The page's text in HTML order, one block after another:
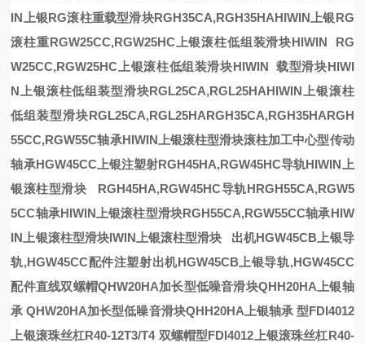
IN上银RG滚柱重载型滑块RGH35CA,RGH35HAHIWIN上银RG
滚柱重RGW25CC,RGW25HC上银滚柱低组装滑块HIWIN
RG
W25CC,RGW25HC上银滚柱低组装滑块HIWIN 载型滑块HIWI
N上银滚柱低组装型滑块RGL25CA,RGL25HAHIWIN上银滚柱
低组装型滑块RGL25CA,RGL25HARGH35CA,RGH35HARGH
55CC,RGW55C轴承HIWIN上银滚柱型滑块滚柱加工中心型传动
轴承HGW45CC上银注塑射RGH45HA,RGW45HC导轨HIWIN上
银滚柱型滑块
RGH45HA,RGW45HC导轨HRGH55CA,RGW5
5CC轴承HIWIN上银滚柱型滑块RGH55CA,RGW55CC轴承HIW
IN上银滚柱型滑块IWIN上银滚柱型滑块 出机HGW45CB上银导
轨,HGW45CC配件注塑射出机HGW45CB上银导轨,HGW45CC
配件直线双螺帽QHW20HA加长型低噪音滑块QHH20HA上银轴
承 QHW20HA加长型低噪音滑块QHH20HA上银轴承型FDI4012
上银滚珠丝杠R40-12T3/T4 双螺帽型FDI4012上银滚珠丝杠R40-